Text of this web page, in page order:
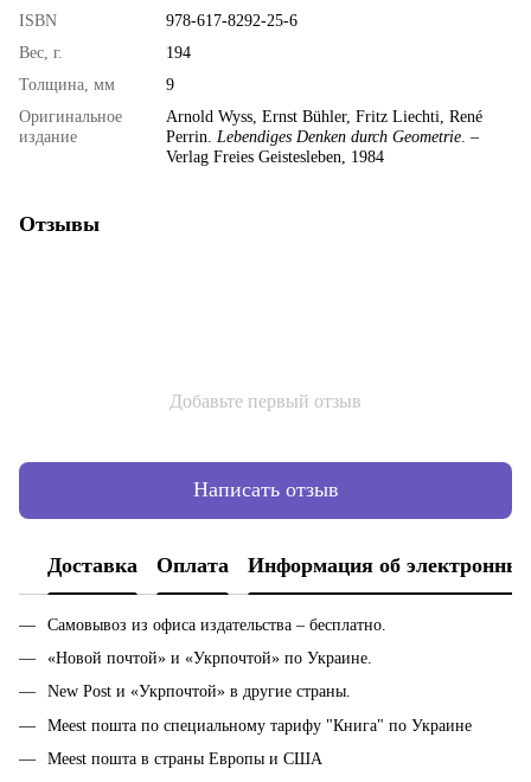
ISBN
978-617-8292-25-6
Вес, г.
194
Толщина, мм
9
Оригинальное
издание
Arnold Wyss, Ernst Bühler, Fritz Liechti, René
Perrin. Lebendiges Denken durch Geometrie . –
Verlag Freies Geistesleben, 1984
Отзывы
Добавьте первый отзыв
Написать отзыв
Доставка Оплата Информация об
Самовывоз из офиса издательства – бесплатно.
«Новой почтой» и «Укрпочтой» по Украине.
New Post и «Укрпочтой» в другие страны.
Meest пошта по специальному тарифу "Книга" по Украине
Meest пошта в страны Европы и США